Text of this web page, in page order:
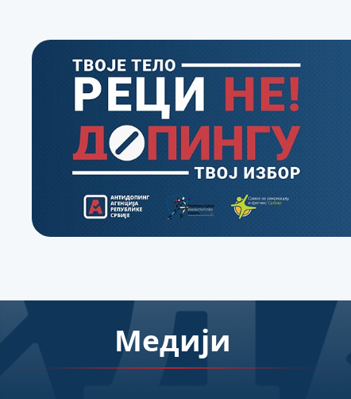
Медији